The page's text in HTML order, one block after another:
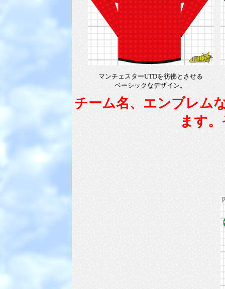
マンチェスターUTDを彷彿とさせる
ベーシックなデザイン。
チーム名、エンブレム
ます